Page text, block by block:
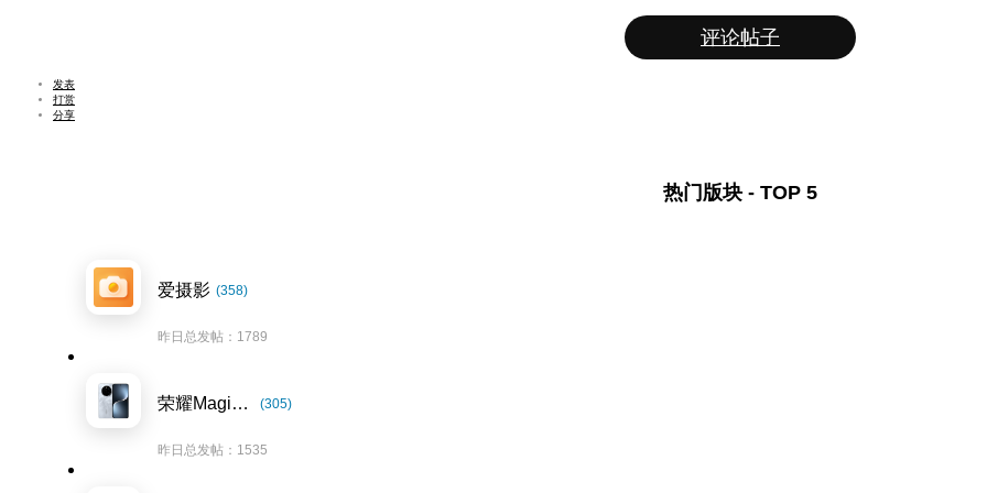
评论帖子
发表
打赏
分享
热门版块 - TOP 5
爱摄影 (358)
昨日总发帖：1789
荣耀Magic7系列 (305)
昨日总发帖：1535